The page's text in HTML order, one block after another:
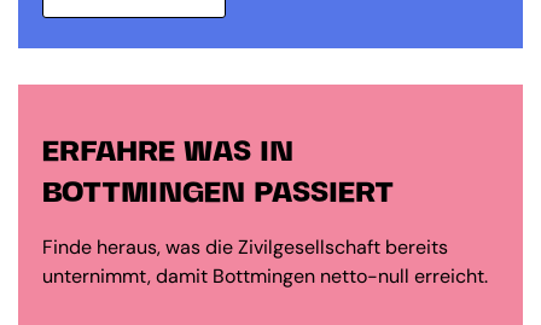
ERFAHRE WAS IN
BOTTMINGEN PASSIERT
Finde heraus, was die Zivilgesellschaft bereits
unternimmt, damit Bottmingen netto-null erreicht.